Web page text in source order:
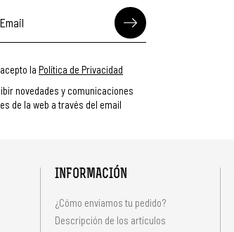
la Política de Privacidad
novedades y comunicaciones
de la web a través del email
INFORMACIÓN
¿Cómo enviamos tu pedido?
Descripción de los artículos